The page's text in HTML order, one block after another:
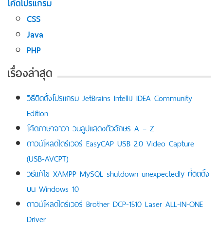
CSS
Java
PHP
เรื่องล่าสุด
วิธีติดตั้งโปรแกรม JetBrains IntelliJ IDEA Community
Edition
โค้ดภาษาจาวา วนลูปแสดงตัวอักษร A – Z
ดาวน์โหลดไดร์เวอร์ EasyCAP USB 2.0 Video Capture
(USB-AVCPT)
วิธีแก้ไข XAMPP MySQL shutdown unexpectedly ที่ติดตั้ง
บน Windows 10
ดาวน์โหลดไดร์เวอร์ Brother DCP-1510 Laser ALL-IN-ONE
Driver